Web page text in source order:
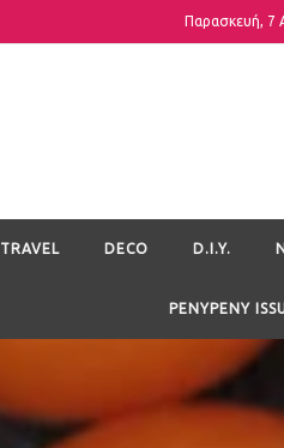
Παρασκευή, 7
TRAVEL DECO D.I.Y.
PENYPENY